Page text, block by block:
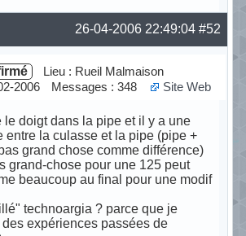
#52
26-04-2006 22:49:04
Lieu : Rueil Malmaison
2006
Messages : 348 Site Web
le doigt dans la pipe et il y a une
entre la culasse et la pipe (pipe +
grand chose comme différence)
grand-chose pour une 125 peut
beaucoup au final pour une modif
technoargia ? parce que je
expériences passées de